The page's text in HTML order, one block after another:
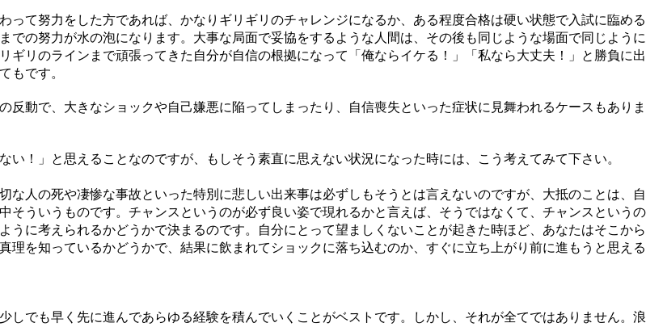
て努力をした方であれば、かなりギリギリのチャレンジになるか、ある程度合格は硬い状態で入試に臨める
の努力が水の泡になります。大事な局面で妥協をするような人間は、その後も同じような場面で同じように
リのラインまで頑張ってきた自分が自信の根拠になって「俺ならイケる！」「私なら大丈夫！」と勝負に出
もです。
動で、大きなショックや自己嫌悪に陥ってしまったり、自信喪失といった症状に見舞われるケースもありま
！」と思えることなのですが、もしそう素直に思えない状況になった時には、こう考えてみて下さい。
人の死や凄惨な事故といった特別に悲しい出来事は必ずしもそうとは言えないのですが、大抵のことは、自
ういうものです。チャンスというのが必ず良い姿で現れるかと言えば、そうではなくて、チャンスというの
に考えられるかどうかで決まるのです。自分にとって望ましくないことが起きた時ほど、あなたはそこから
を知っているかどうかで、結果に飲まれてショックに落ち込むのか、すぐに立ち上がり前に進もうと思える
でも早く先に進んであらゆる経験を積んでいくことがベストです。しかし、それが全てではありません。浪